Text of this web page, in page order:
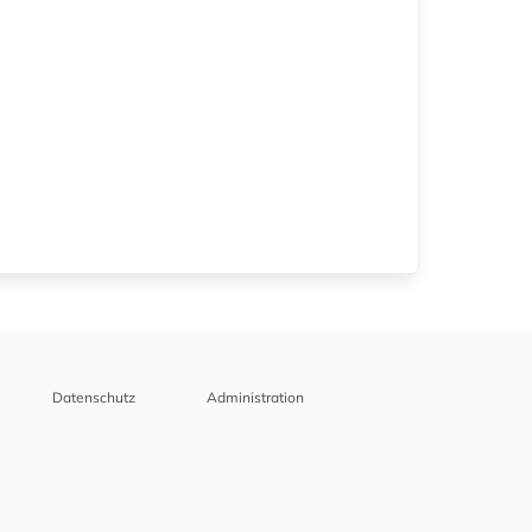
Datenschutz Administration